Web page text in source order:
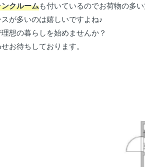
クルームも付いているのでお荷物の多い
が多いのは嬉しいですよね♪
想の暮らしを始めませんか？
お待ちしております。